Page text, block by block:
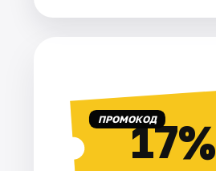
ПРОМОКОД17%